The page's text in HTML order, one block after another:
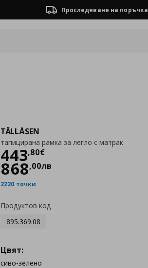
Проследяване на поръчка
TÄLLÅSEN
тапицирана рамка за легло с матрак
443,80€
Цена443,80 €
868,00лв
2220 точки
Продуктов код
895.369.08
Цвят:
сиво-зелено